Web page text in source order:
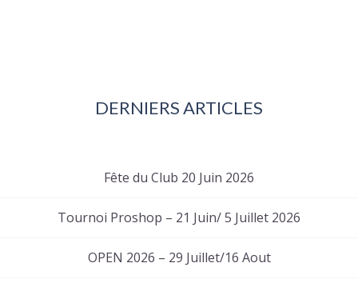
DERNIERS ARTICLES
Fête du Club 20 Juin 2026
Tournoi Proshop – 21 Juin/ 5 Juillet 2026
OPEN 2026 – 29 Juillet/16 Aout